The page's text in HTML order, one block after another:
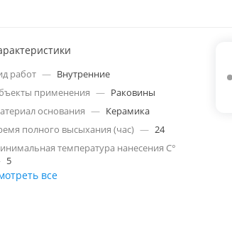
работ — Внутренние
применения — Раковины
основания — Керамика
полного высыхания (час) — 24
температура нанесения C°
5
все